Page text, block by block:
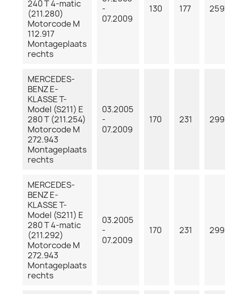
240 T 4-matic
(211.280)
Motorcode M
112.917
Montageplaats
rechts
-
07.2009
130 177
MERCEDES-
BENZ E-
KLASSE T-
Model (S211) E
280 T (211.254)
Motorcode M
272.943
Montageplaats
rechts
03.2005
-
07.2009
170 231
MERCEDES-
BENZ E-
KLASSE T-
Model (S211) E
280 T 4-matic
(211.292)
Motorcode M
272.943
Montageplaats
rechts
03.2005
-
07.2009
170 231